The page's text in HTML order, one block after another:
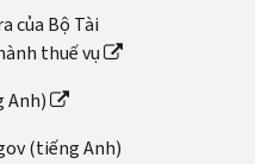
của Bộ Tài
thuế vụ
Anh)
(tiếng Anh)